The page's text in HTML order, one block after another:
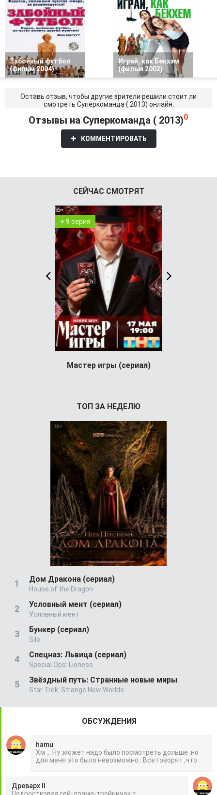
Забойный футбол
(фильм 2004)
Играй, как Бекхэм
(фильм 2002)
Оставь отзыв, чтобы другие зрители решили стоит ли
смотреть Суперкоманда ( 2013) онлайн.
Отзывы на Суперкоманда ( 2013)0
КОММЕНТИРОВАТЬ
СЕЙЧАС СМОТРЯТ
+ 9 серия
Мастер игры (сериал)
ТОП ЗА НЕДЕЛЮ
Дом Дракона (сериал)
House of the Dragon
Условный мент (сериал)
Условный мент
Бункер (сериал)
Silo
Спецназ: Львица (сериал)
Special Ops: Lioness
Звёздный путь: Странные новые миры
Star Trek: Strange New Worlds
ОБСУЖДЕНИЯ
hamu
Хм ... Ну ,может надо было посмотреть дольше ,но
для меня это было невозможно . Все говорят ,что
Древарх II
Подростковая гей-драма-тройничок с